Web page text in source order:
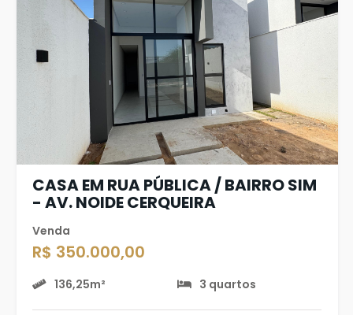
CASA EM RUA PÚBLICA / BAIRRO SIM
- AV. NOIDE CERQUEIRA
Venda
R$ 350.000,00
136,25m² 3 quartos